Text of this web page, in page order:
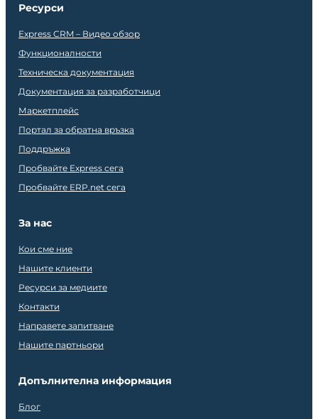
Ресурси
Express CRM – Видео обзор
Функционалности
Техническа документация
Документация за разработчици
Маркетплейс
Портал за обратна връзка
Поддръжка
Пробвайте Express сега
Пробвайте ERP.net сега
За нас
Кои сме ние
Нашите клиенти
Ресурси за медиите
Контакти
Направете запитване
Нашите партньори
Допълнителна информация
Блог